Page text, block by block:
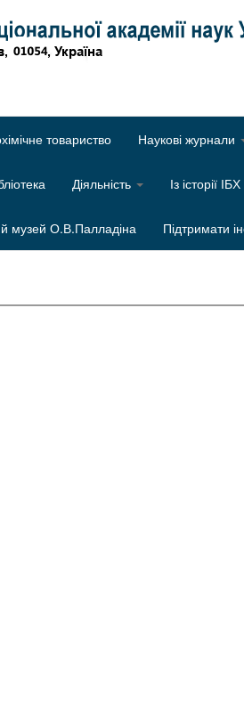
товариство Наукові журнали
Діяльність Із історії ІБХ
музей О.В.Палладіна Підтримати